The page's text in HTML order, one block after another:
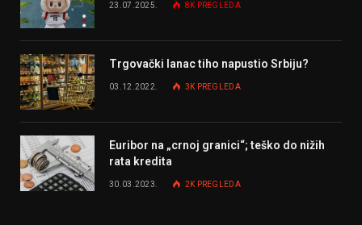
23.07.2025. 8K PREGLEDA
Trgovački lanac tiho napustio Srbiju?
03.12.2022. 3K PREGLEDA
Euribor na „crnoj granici“; teško do nižih
rata kredita
30.03.2023. 2K PREGLEDA